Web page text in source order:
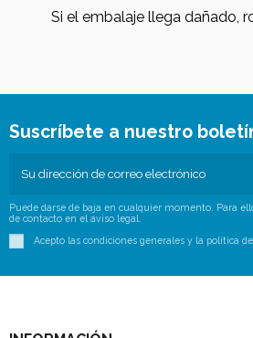
Si el embalaje llega dañado,
Suscríbete a nuestro
Puede darse de baja en cualquier momento. Para
de contacto en el aviso legal.
Acepto las condiciones generales y la política